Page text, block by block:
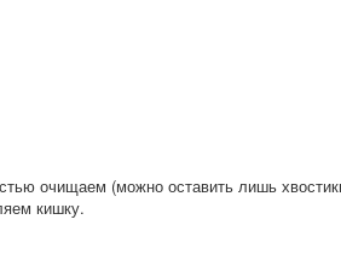
очищаем (можно оставить лишь
кишку.